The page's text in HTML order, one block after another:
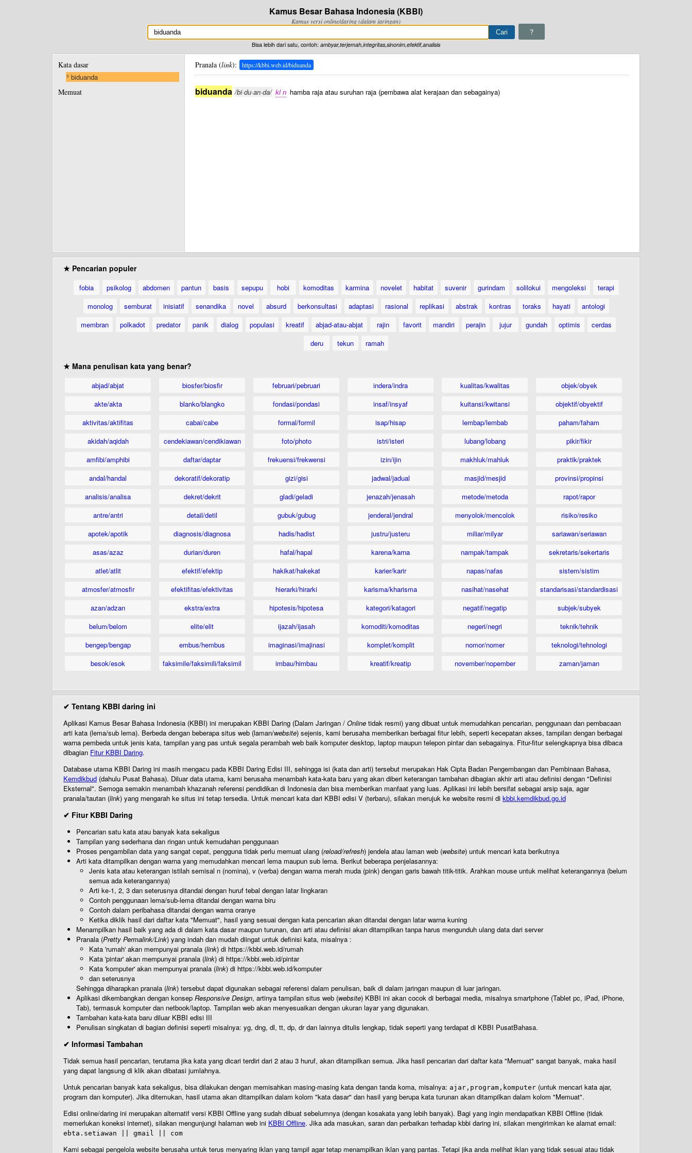
Kamus Besar Bahasa Indonesia (KBBI)
Kamus versi online/daring (dalam jaringan)
?
Bisa lebih dari satu, contoh: ambyar,terjemah,integritas,sinonim,efektif,analisis
Kata dasar
biduanda
Memuat
Pranala (link): https://kbbi.web.id/biduanda
biduanda /bi·du·an·da/ kl n hamba raja atau suruhan raja (pembawa alat kerajaan dan sebagainya)
★ Pencarian populer
fobia psikolog abdomen pantun basis sepupu hobi komoditas karmina novelet habitat suvenir gurindam solilokui mengoleksi
terapi
monolog
semburat inisiatif senandika novel absurd berkonsultasi adaptasi rasional replikasi abstrak kontras toraks hayati
antologi
membran
polkadot predator panik dialog populasi kreatif abjad-atau-abjat rajin favorit mandiri perajin jujur gundah optimis
cerdas
deru
tekun ramah
★ Mana penulisan kata yang benar?
abjad/abjat
akte/akta
aktivitas/aktifitas
akidah/aqidah
amfibi/amphibi
andal/handal
analisis/analisa
antre/antri
apotek/apotik
asas/azaz
atlet/atlit
atmosfer/atmosfir
azan/adzan
belum/belom
bengep/bengap
besok/esok
biosfer/biosfir
blanko/blangko
cabai/cabe
cendekiawan/cendikiawan
daftar/daptar
dekoratif/dekoratip
dekret/dekrit
detail/detil
diagnosis/diagnosa
durian/duren
efektif/efektip
efektifitas/efektivitas
ekstra/extra
elite/elit
embus/hembus
faksimile/faksimili/faksimil
februari/pebruari
fondasi/pondasi
formal/formil
foto/photo
frekuensi/frekwensi
gizi/gisi
gladi/geladi
gubuk/gubug
hadis/hadist
hafal/hapal
hakikat/hakekat
hierarki/hirarki
hipotesis/hipotesa
ijazah/ijasah
imaginasi/imajinasi
imbau/himbau
indera/indra
insaf/insyaf
isap/hisap
istri/isteri
izin/ijin
jadwal/jadual
jenazah/jenasah
jenderal/jendral
justru/justeru
karena/karna
karier/karir
karisma/kharisma
kategori/katagori
komoditi/komoditas
komplet/komplit
kreatif/kreatip
kualitas/kwalitas
kuitansi/kwitansi
lembap/lembab
lubang/lobang
makhluk/mahluk
masjid/mesjid
metode/metoda
menyolok/mencolok
miliar/milyar
nampak/tampak
napas/nafas
nasihat/nasehat
negatif/negatip
negeri/negri
nomor/nomer
november/nopember
objek/obyek
objektif/obyektif
paham/faham
pikir/fikir
praktik/praktek
provinsi/propinsi
rapot/rapor
risiko/resiko
sariawan/seriawan
sekretaris/sekertaris
sistem/sistim
standarisasi/standardisasi
subjek/subyek
teknik/tehnik
teknologi/tehnologi
zaman/jaman
✔ Tentang KBBI daring ini
Aplikasi Kamus Besar Bahasa Indonesia (KBBI) ini merupakan KBBI Daring (Dalam Jaringan / Online tidak resmi) yang dibuat untuk memudahkan pencarian, penggunaan dan pembacaan
arti kata (lema/sub lema). Berbeda dengan beberapa situs web (laman/website) sejenis, kami berusaha memberikan berbagai fitur lebih, seperti kecepatan akses, tampilan dengan berbagai
warna pembeda untuk jenis kata, tampilan yang pas untuk segala perambah web baik komputer desktop, laptop maupun telepon pintar dan sebagainya. Fitur-fitur selengkapnya bisa dibaca
dibagian Fitur KBBI Daring.
Database utama KBBI Daring ini masih mengacu pada KBBI Daring Edisi III, sehingga isi (kata dan arti) tersebut merupakan Hak Cipta Badan Pengembangan dan Pembinaan Bahasa,
Kemdikbud (dahulu Pusat Bahasa). Diluar data utama, kami berusaha menambah kata-kata baru yang akan diberi keterangan tambahan dibagian akhir arti atau definisi dengan "Definisi
Eksternal". Semoga semakin menambah khazanah referensi pendidikan di Indonesia dan bisa memberikan manfaat yang luas. Aplikasi ini lebih bersifat sebagai arsip saja, agar
pranala/tautan (link) yang mengarah ke situs ini tetap tersedia. Untuk mencari kata dari KBBI edisi V (terbaru), silakan merujuk ke website resmi di kbbi.kemdikbud.go.id
✔ Fitur KBBI Daring
Pencarian satu kata atau banyak kata sekaligus
Tampilan yang sederhana dan ringan untuk kemudahan penggunaan
Proses pengambilan data yang sangat cepat, pengguna tidak perlu memuat ulang (reload/refresh) jendela atau laman web (website) untuk mencari kata berikutnya
Arti kata ditampilkan dengan warna yang memudahkan mencari lema maupun sub lema. Berikut beberapa penjelasannya:
Jenis kata atau keterangan istilah semisal n (nomina), v (verba) dengan warna merah muda (pink) dengan garis bawah titik-titik. Arahkan mouse untuk melihat keterangannya (belum
semua ada keterangannya)
Arti ke-1, 2, 3 dan seterusnya ditandai dengan huruf tebal dengan latar lingkaran
Contoh penggunaan lema/sub-lema ditandai dengan warna biru
Contoh dalam peribahasa ditandai dengan warna oranye
Ketika diklik hasil dari daftar kata "Memuat", hasil yang sesuai dengan kata pencarian akan ditandai dengan latar warna kuning
Menampilkan hasil baik yang ada di dalam kata dasar maupun turunan, dan arti atau definisi akan ditampilkan tanpa harus mengunduh ulang data dari server
Pranala (Pretty Permalink/Link) yang indah dan mudah diingat untuk definisi kata, misalnya :
Kata 'rumah' akan mempunyai pranala (link) di https://kbbi.web.id/rumah
Kata 'pintar' akan mempunyai pranala (link) di https://kbbi.web.id/pintar
Kata 'komputer' akan mempunyai pranala (link) di https://kbbi.web.id/komputer
dan seterusnya
Sehingga diharapkan pranala (link) tersebut dapat digunakan sebagai referensi dalam penulisan, baik di dalam jaringan maupun di luar jaringan.
Aplikasi dikembangkan dengan konsep Responsive Design, artinya tampilan situs web (website) KBBI ini akan cocok di berbagai media, misalnya smartphone (Tablet pc, iPad, iPhone,
Tab), termasuk komputer dan netbook/laptop. Tampilan web akan menyesuaikan dengan ukuran layar yang digunakan.
Tambahan kata-kata baru diluar KBBI edisi III
Penulisan singkatan di bagian definisi seperti misalnya: yg, dng, dl, tt, dp, dr dan lainnya ditulis lengkap, tidak seperti yang terdapat di KBBI PusatBahasa.
✔ Informasi Tambahan
Tidak semua hasil pencarian, terutama jika kata yang dicari terdiri dari 2 atau 3 huruf, akan ditampilkan semua. Jika hasil pencarian dari daftar kata "Memuat" sangat banyak, maka hasil
yang dapat langsung di klik akan dibatasi jumlahnya.
Untuk pencarian banyak kata sekaligus, bisa dilakukan dengan memisahkan masing-masing kata dengan tanda koma, misalnya: ajar,program,komputer (untuk mencari kata ajar,
program dan komputer). Jika ditemukan, hasil utama akan ditampilkan dalam kolom "kata dasar" dan hasil yang berupa kata turunan akan ditampilkan dalam kolom "Memuat".
Edisi online/daring ini merupakan alternatif versi KBBI Offline yang sudah dibuat sebelumnya (dengan kosakata yang lebih banyak). Bagi yang ingin mendapatkan KBBI Offline (tidak
memerlukan koneksi internet), silakan mengunjungi halaman web ini KBBI Offline. Jika ada masukan, saran dan perbaikan terhadap kbbi daring ini, silakan mengirimkan ke alamat email:
ebta.setiawan || gmail || com
Kami sebagai pengelola website berusaha untuk terus menyaring iklan yang tampil agar tetap menampilkan iklan yang pantas. Tetapi jika anda melihat iklan yang tidak sesuai atau tidak